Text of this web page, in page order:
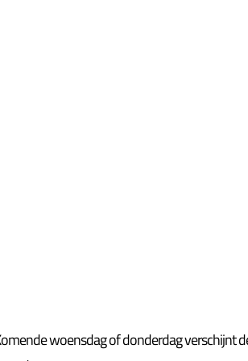
woensdag of donderdag verschijnt